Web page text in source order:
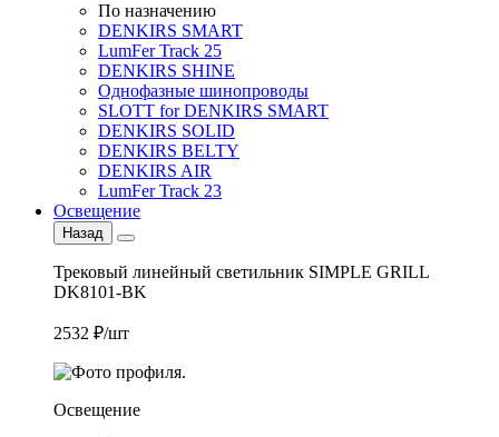
По назначению
DENKIRS SMART
LumFer Track 25
DENKIRS SHINE
Однофазные шинопроводы
SLOTT for DENKIRS SMART
DENKIRS SOLID
DENKIRS BELTY
DENKIRS AIR
LumFer Track 23
Освещение
Назад
Трековый линейный светильник SIMPLE GRILL
DK8101-BK
2532 ₽/шт
Освещение